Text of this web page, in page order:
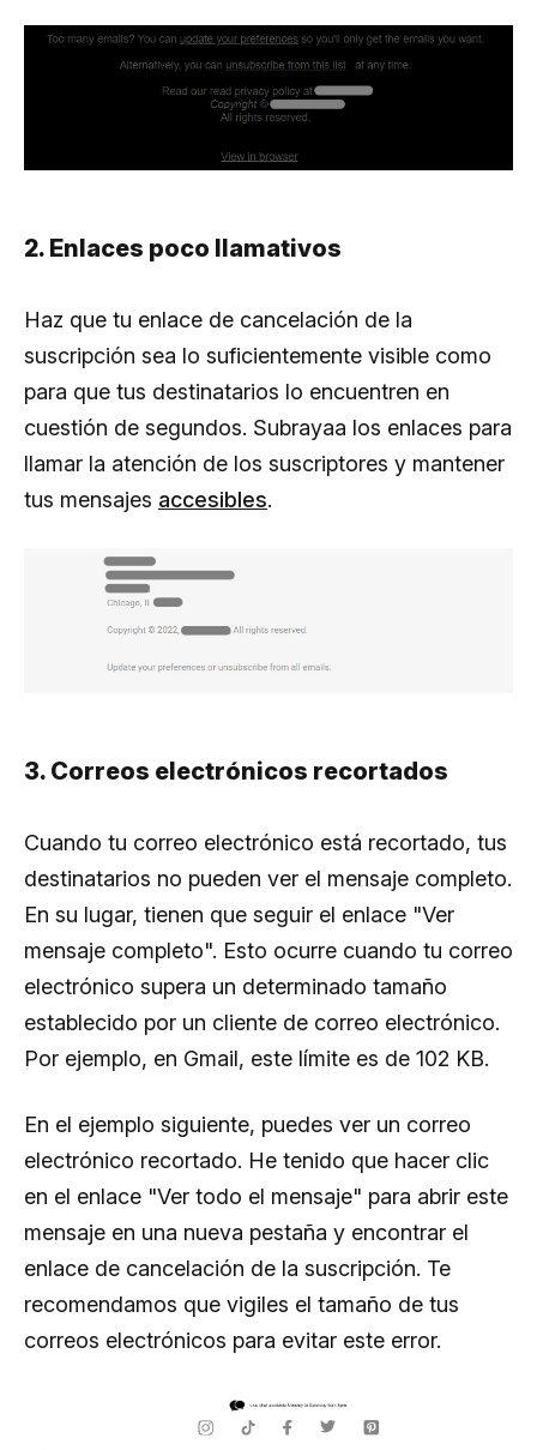
2. Enlaces poco llamativos
Haz que tu enlace de cancelación de la
suscripción sea lo suficientemente visible como
para que tus destinatarios lo encuentren en
cuestión de segundos. Subrayaa los enlaces para
llamar la atención de los suscriptores y mantener
tus mensajes accesibles.
3. Correos electrónicos recortados
Cuando tu correo electrónico está recortado, tus
destinatarios no pueden ver el mensaje completo.
En su lugar, tienen que seguir el enlace "Ver
mensaje completo". Esto ocurre cuando tu correo
electrónico supera un determinado tamaño
establecido por un cliente de correo electrónico.
Por ejemplo, en Gmail, este límite es de 102 KB.
En el ejemplo siguiente, puedes ver un correo
electrónico recortado. He tenido que hacer clic
en el enlace "Ver todo el mensaje" para abrir este
mensaje en una nueva pestaña y encontrar el
enlace de cancelación de la suscripción. Te
recomendamos que vigiles el tamaño de tus
correos electrónicos para evitar este error.